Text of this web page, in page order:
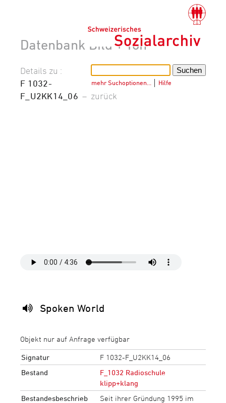
Datenbank Bild + Ton
mehr Suchoptionen… Hilfe
Details zu :
F 1032-
F_U2KK14_06 – zurück
Spoken World
Objekt nur auf Anfrage verfügbar
Signatur
F 1032-F_U2KK14_06
Bestand
F_1032 Radioschule
klipp+klang
Bestandesbeschrieb
Seit ihrer Gründung 1995 im